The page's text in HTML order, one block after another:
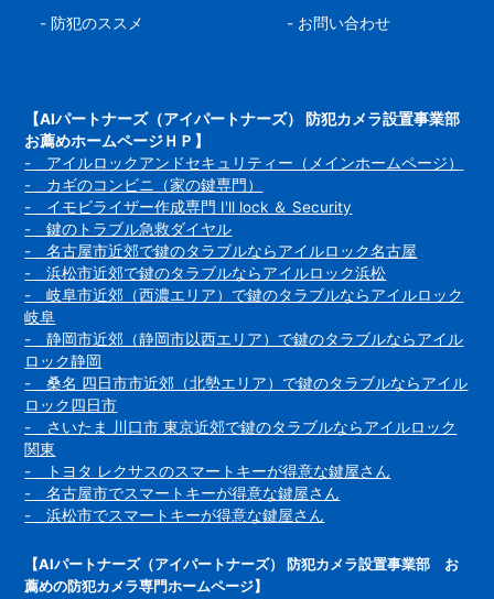
- 防犯のススメ
- お問い合わせ
【AIパートナーズ（アイパートナーズ） 防犯カメラ設置事業部
お薦めホームページＨＰ】
- アイルロックアンドセキュリティー（メインホームページ）
- カギのコンビニ（家の鍵専門）
- イモビライザー作成専門 I'll lock ＆ Security
- 鍵のトラブル急救ダイヤル
- 名古屋市近郊で鍵のタラブルならアイルロック名古屋
- 浜松市近郊で鍵のタラブルならアイルロック浜松
- 岐阜市近郊（西濃エリア）で鍵のタラブルならアイルロック
岐阜
- 静岡市近郊（静岡市以西エリア）で鍵のタラブルならアイル
ロック静岡
- 桑名 四日市市近郊（北勢エリア）で鍵のタラブルならアイル
ロック四日市
- さいたま 川口市 東京近郊で鍵のタラブルならアイルロック
関東
- トヨタ レクサスのスマートキーが得意な鍵屋さん
- 名古屋市でスマートキーが得意な鍵屋さん
- 浜松市でスマートキーが得意な鍵屋さん
【AIパートナーズ（アイパートナーズ） 防犯カメラ設置事業部 お
薦めの防犯カメラ専門ホームページ】